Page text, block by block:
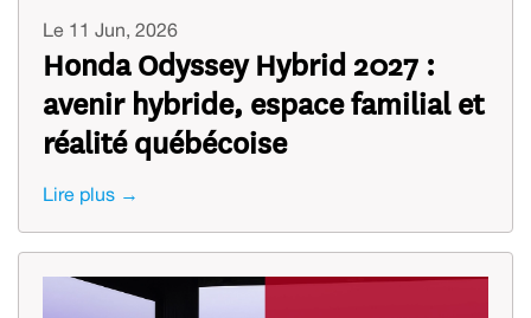
Le 11 Jun, 2026
Honda Odyssey Hybrid 2027 :
avenir hybride, espace familial et
réalité québécoise
Lire plus →